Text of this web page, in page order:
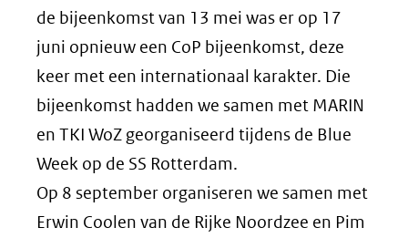
de bijeenkomst van 13 mei was er op 17
juni opnieuw een CoP bijeenkomst, deze
keer met een internationaal karakter. Die
bijeenkomst hadden we samen met MARIN
en TKI WoZ georganiseerd tijdens de Blue
Week op de SS Rotterdam.
Op 8 september organiseren we samen met
Erwin Coolen van de Rijke Noordzee en Pim